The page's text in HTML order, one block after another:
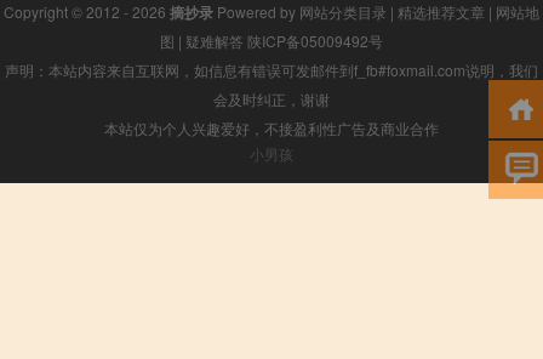
Copyright © 2012 - 2026 摘抄录 Powered by 网站分类目录 | 精选推荐文章 | 网站地
图 | 疑难解答 陕ICP备05009492号
声明：本站内容来自互联网，如信息有错误可发邮件到f_fb#foxmail.com说明，我们
会及时纠正，谢谢
本站仅为个人兴趣爱好，不接盈利性广告及商业合作
小男孩